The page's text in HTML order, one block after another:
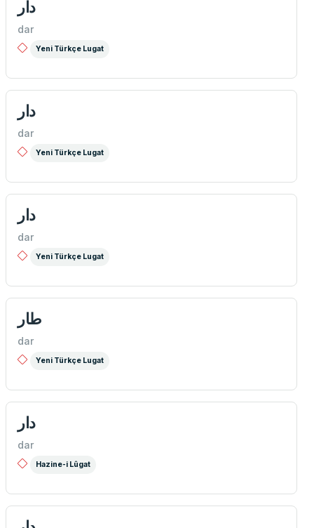
دار
dar
Yeni Türkçe Lugat
دار
dar
Yeni Türkçe Lugat
دار
dar
Yeni Türkçe Lugat
طار
dar
Yeni Türkçe Lugat
دار
dar
Hazine-i Lûgat